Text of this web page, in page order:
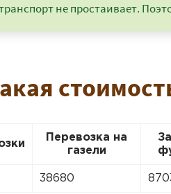
не простаивает.
Перевозка на
газели
38680